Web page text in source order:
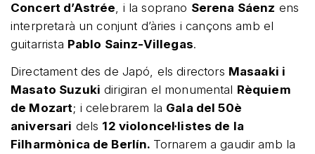
Concert d’Astrée, i la soprano Serena Sáenz ens
interpretarà un conjunt d’àries i cançons amb el
guitarrista Pablo Sainz-Villegas.
Directament des de Japó, els directors Masaaki i
Masato Suzuki dirigiran el monumental Rèquiem
de Mozart; i celebrarem la Gala del 50è
aniversari dels 12 violoncel·listes de la
Filharmònica de Berlín. Tornarem a gaudir amb la